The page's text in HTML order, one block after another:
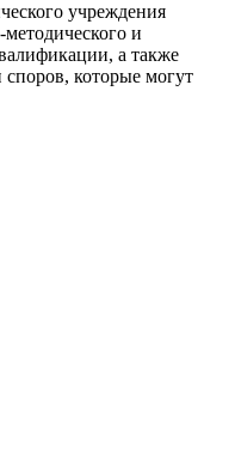
учреждения
и
а также
которые могут